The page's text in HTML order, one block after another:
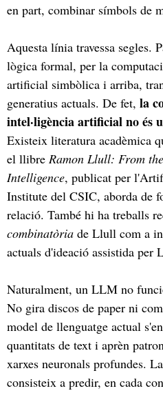
en part, combinar símbols de
Aquesta línia travessa segles.
lògica formal, per la
artificial simbòlica i arriba,
generatius actuals. De fet, la
intel·ligència artificial no és
Existeix literatura acadèmica
el llibre Ramon Llull: From
Intelligence, publicat per
Institute del CSIC, aborda de
relació. També hi ha treballs
combinatòria de Llull com a
actuals d'ideació assistida per
Naturalment, un LLM no
No gira discos de paper ni
model de llenguatge actual
quantitats de text i aprèn
xarxes neuronals profundes.
consisteix a predir, en cada